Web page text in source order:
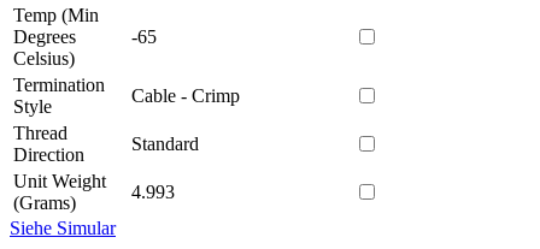
Temp (Min
Degrees
Celsius)
-65
Termination
Style
Cable - Crimp
Thread
Direction
Standard
Unit Weight
(Grams)
4.993
Siehe Simular